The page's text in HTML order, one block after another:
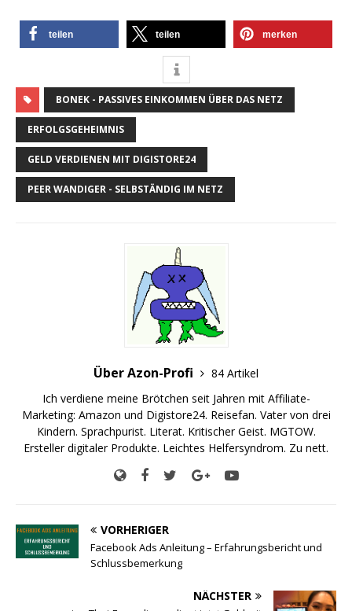
teilen teilen merken
BONEK - PASSIVES EINKOMMEN ÜBER DAS NETZ
ERFOLGSGEHEIMNIS
GELD VERDIENEN MIT DIGISTORE24
PEER WANDIGER - SELBSTÄNDIG IM NETZ
Über Azon-Profi
84 Artikel
Ich verdiene meine Brötchen seit Jahren mit Affiliate-
Marketing: Amazon und Digistore24. Reisefan. Vater von drei
Kindern. Sprachpurist. Literat. Kritischer Geist. MGTOW.
Ersteller digitaler Produkte. Leichtes Helfersyndrom. Zu nett.
VORHERIGER
Facebook Ads Anleitung – Erfahrungsbericht und
Schlussbemerkung
NÄCHSTER